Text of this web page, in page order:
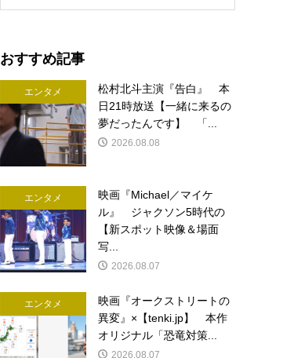
おすすめ記事
エンタメ
松村北斗主演『告白』 本
日21時放送【一緒に来るの
夢だったんです】 「...
2026.08.08
エンタメ
映画『Michael／マイケ
ル』 ジャクソン5時代の
【新スポット映像＆場面
写...
2026.08.07
エンタメ
映画『オークストリートの
異変』×【tenki.jp】 本作
オリジナル「恐竜対策...
2026.08.07